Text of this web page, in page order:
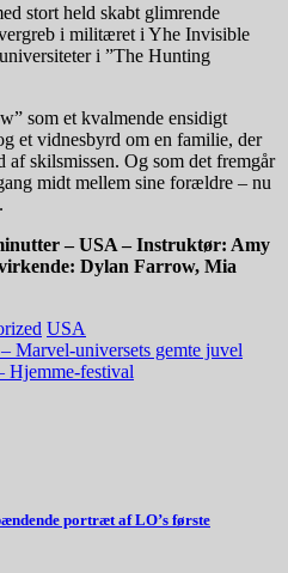
stort held skabt glimrende
i militæret i Yhe Invisible
i ”The Hunting
som et kvalmende ensidigt
et vidnesbyrd om en familie, der
skilsmissen. Og som det fremgår
midt mellem sine forældre – nu
– USA – Instruktør: Amy
Dylan Farrow, Mia
USA
Marvel-universets gemte juvel
festival
portræt af LO’s første